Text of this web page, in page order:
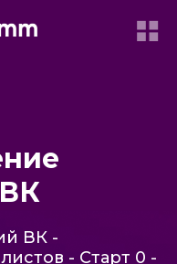
ВК -
- Старт 0 -